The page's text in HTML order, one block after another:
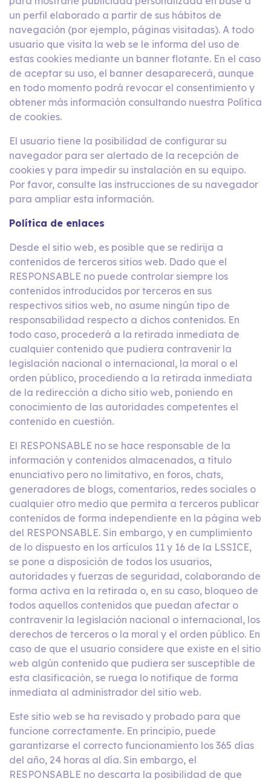
un perfil elaborado a partir de sus hábitos de
navegación (por ejemplo, páginas visitadas). A todo
usuario que visita la web se le informa del uso de
estas cookies mediante un banner flotante. En el caso
de aceptar su uso, el banner desaparecerá, aunque
en todo momento podrá revocar el consentimiento y
obtener más información consultando nuestra Política
de cookies.
El usuario tiene la posibilidad de configurar su
navegador para ser alertado de la recepción de
cookies y para impedir su instalación en su equipo.
Por favor, consulte las instrucciones de su navegador
para ampliar esta información.
Política de enlaces
Desde el sitio web, es posible que se redirija a
contenidos de terceros sitios web. Dado que el
RESPONSABLE no puede controlar siempre los
contenidos introducidos por terceros en sus
respectivos sitios web, no asume ningún tipo de
responsabilidad respecto a dichos contenidos. En
todo caso, procederá a la retirada inmediata de
cualquier contenido que pudiera contravenir la
legislación nacional o internacional, la moral o el
orden público, procediendo a la retirada inmediata
de la redirección a dicho sitio web, poniendo en
conocimiento de las autoridades competentes el
contenido en cuestión.
El RESPONSABLE no se hace responsable de la
información y contenidos almacenados, a título
enunciativo pero no limitativo, en foros, chats,
generadores de blogs, comentarios, redes sociales o
cualquier otro medio que permita a terceros publicar
contenidos de forma independiente en la página web
del RESPONSABLE. Sin embargo, y en cumplimiento
de lo dispuesto en los artículos 11 y 16 de la LSSICE,
se pone a disposición de todos los usuarios,
autoridades y fuerzas de seguridad, colaborando de
forma activa en la retirada o, en su caso, bloqueo de
todos aquellos contenidos que puedan afectar o
contravenir la legislación nacional o internacional, los
derechos de terceros o la moral y el orden público. En
caso de que el usuario considere que existe en el sitio
web algún contenido que pudiera ser susceptible de
esta clasificación, se ruega lo notifique de forma
inmediata al administrador del sitio web.
Este sitio web se ha revisado y probado para que
funcione correctamente. En principio, puede
garantizarse el correcto funcionamiento los 365 días
del año, 24 horas al día. Sin embargo, el
RESPONSABLE no descarta la posibilidad de que